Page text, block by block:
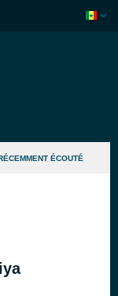
ÉCOUTÉ